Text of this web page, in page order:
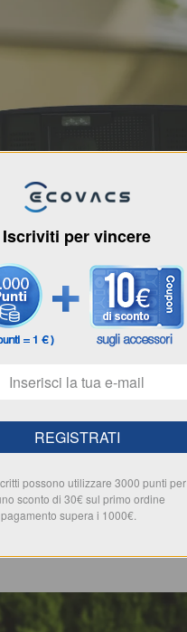
Iscriviti per vincere
REGISTRATI
possono utilizzare 3000 punti per
sconto di 30€ sul primo ordine
supera i 1000€.